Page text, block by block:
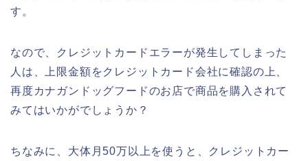
す。
なので、クレジットカードエラーが発生してしまった
人は、上限金額をクレジットカード会社に確認の上、
再度カナガンドッグフードのお店で商品を購入されて
みてはいかがでしょうか？
ちなみに、大体月50万以上を使うと、クレジットカー